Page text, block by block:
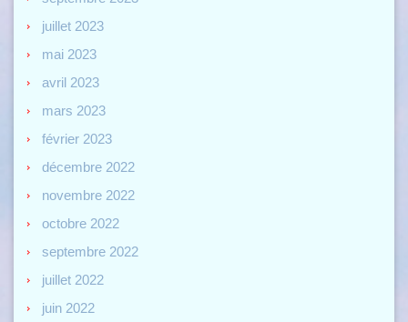
juillet 2023
mai 2023
avril 2023
mars 2023
février 2023
décembre 2022
novembre 2022
octobre 2022
septembre 2022
juillet 2022
juin 2022